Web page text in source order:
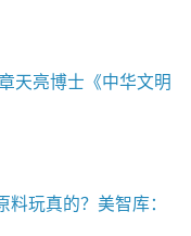
天亮博士《中华文明
玩真的？美智库：